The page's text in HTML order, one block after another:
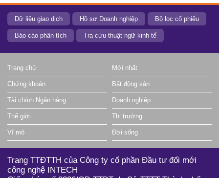
Dữ liệu giao dịch Hồ sơ Doanh nghiệp Bộ lọc cổ phiếu
Báo cáo phân tích Tra cứu thuật ngữ kinh tế
Trang chủ Mới nhất
Chứng khoán Bất động sản
Tài chính Ngân hàng Doanh nghiệp
Thế giới Thị trường
Vĩ mô Đời sống
Trang TTĐTTH của Công ty cổ phần Đầu tư đổi mới
công nghệ INTECH